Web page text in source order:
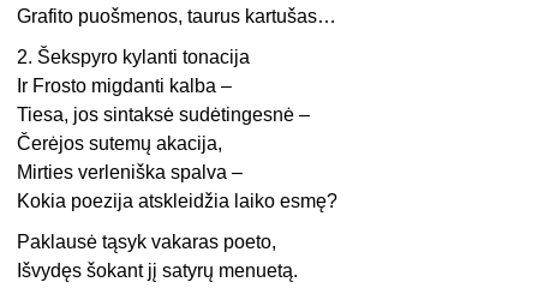
Grafito puošmenos, taurus kartušas…
2. Šekspyro kylanti tonacija
Ir Frosto migdanti kalba –
Tiesa, jos sintaksė sudėtingesnė –
Čerėjos sutemų akacija,
Mirties verleniška spalva –
Kokia poezija atskleidžia laiko esmę?
Paklausė tąsyk vakaras poeto,
Išvydęs šokant jį satyrų menuetą.